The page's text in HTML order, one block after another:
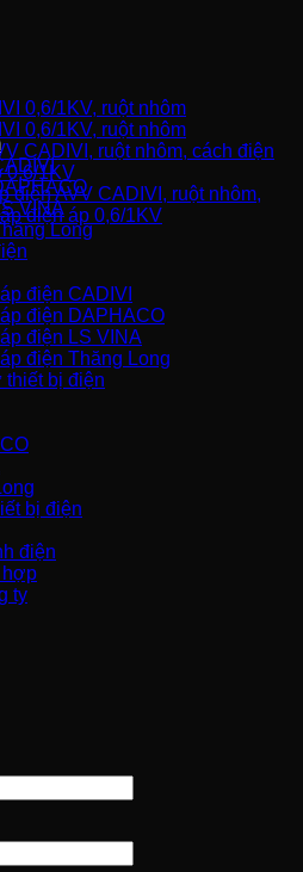
VINA
Long
điện CADIVI
điện DAPHACO
điện LS VINA
điện Thăng Long
thiết bị điện
bị điện
điện
hợp
ty